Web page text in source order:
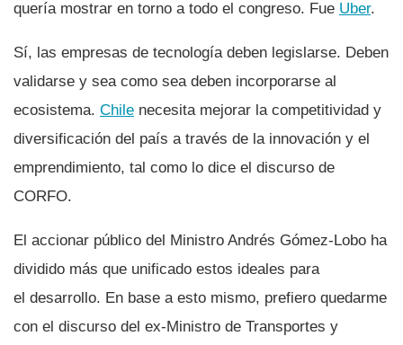
querí­a mostrar en torno a todo el congreso. Fue Uber.
Sí­, las empresas de tecnologí­a deben legislarse. Deben
validarse y sea como sea deben incorporarse al
ecosistema. Chile necesita mejorar la competitividad y
diversificación del paí­s a través de la innovación y el
emprendimiento, tal como lo dice el discurso de
CORFO.
El accionar público del Ministro Andrés Gómez-Lobo ha
dividido más que unificado estos ideales para
el desarrollo. En base a esto mismo, prefiero quedarme
con el discurso del ex-Ministro de Transportes y